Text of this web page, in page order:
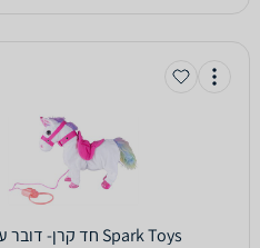
Spark Toys חד קרן- דובר עברית